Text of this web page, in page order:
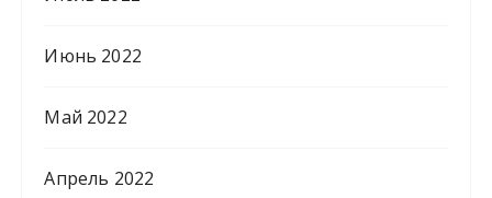
Июнь 2022
Май 2022
Апрель 2022